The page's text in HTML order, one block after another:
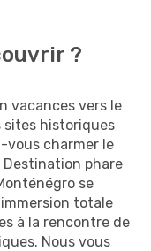
?
vacances vers le
sites historiques
vous charmer le
Destination phare
se
totale
à la rencontre de
Nous vous